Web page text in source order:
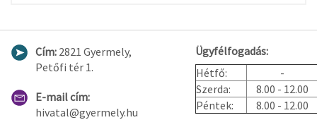
Cím: 2821 Gyermely,
Petőfi tér 1.
E-mail cím:
hivatal@gyermely.hu
Ügyfélfogadás:
Hétfő:
-
Szerda:
8.00 - 12.00
Péntek:
8.00 - 12.00